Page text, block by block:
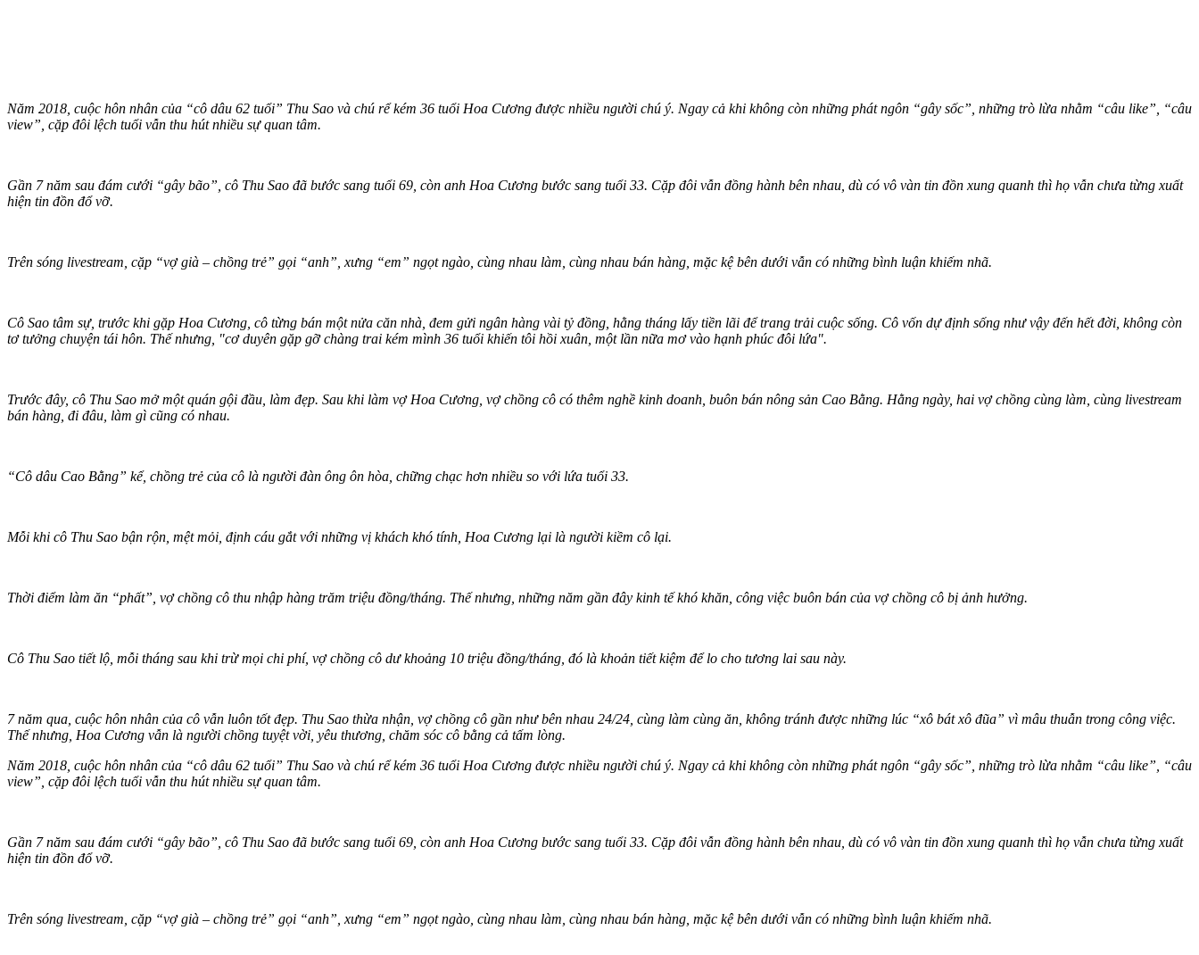
Năm 2018, cuộc hôn nhân của “cô dâu 62 tuổi” Thu Sao và chú rể kém 36 tuổi Hoa Cương được nhiều người chú ý. Ngay cả khi không còn những phát ngôn “gây sốc”, những trò lừa nhằm “câu like”, “câu
view”, cặp đôi lệch tuổi vẫn thu hút nhiều sự quan tâm.
Gần 7 năm sau đám cưới “gây bão”, cô Thu Sao đã bước sang tuổi 69, còn anh Hoa Cương bước sang tuổi 33. Cặp đôi vẫn đồng hành bên nhau, dù có vô vàn tin đồn xung quanh thì họ vẫn chưa từng xuất
hiện tin đồn đổ vỡ.
Trên sóng livestream, cặp “vợ già – chồng trẻ” gọi “anh”, xưng “em” ngọt ngào, cùng nhau làm, cùng nhau bán hàng, mặc kệ bên dưới vẫn có những bình luận khiếm nhã.
Cô Sao tâm sự, trước khi gặp Hoa Cương, cô từng bán một nửa căn nhà, đem gửi ngân hàng vài tỷ đồng, hằng tháng lấy tiền lãi để trang trải cuộc sống. Cô vốn dự định sống như vậy đến hết đời, không còn
tơ tưởng chuyện tái hôn. Thế nhưng, "cơ duyên gặp gỡ chàng trai kém mình 36 tuổi khiến tôi hồi xuân, một lần nữa mơ vào hạnh phúc đôi lứa".
Trước đây, cô Thu Sao mở một quán gội đầu, làm đẹp. Sau khi làm vợ Hoa Cương, vợ chồng cô có thêm nghề kinh doanh, buôn bán nông sản Cao Bằng. Hằng ngày, hai vợ chồng cùng làm, cùng livestream
bán hàng, đi đâu, làm gì cũng có nhau.
“Cô dâu Cao Bằng” kể, chồng trẻ của cô là người đàn ông ôn hòa, chững chạc hơn nhiều so với lứa tuổi 33.
Mỗi khi cô Thu Sao bận rộn, mệt mỏi, định cáu gắt với những vị khách khó tính, Hoa Cương lại là người kiềm cô lại.
Thời điểm làm ăn “phất”, vợ chồng cô thu nhập hàng trăm triệu đồng/tháng. Thế nhưng, những năm gần đây kinh tế khó khăn, công việc buôn bán của vợ chồng cô bị ảnh hưởng.
Cô Thu Sao tiết lộ, mỗi tháng sau khi trừ mọi chi phí, vợ chồng cô dư khoảng 10 triệu đồng/tháng, đó là khoản tiết kiệm để lo cho tương lai sau này.
7 năm qua, cuộc hôn nhân của cô vẫn luôn tốt đẹp. Thu Sao thừa nhận, vợ chồng cô gần như bên nhau 24/24, cùng làm cùng ăn, không tránh được những lúc “xô bát xô đũa” vì mâu thuẫn trong công việc.
Thế nhưng, Hoa Cương vẫn là người chồng tuyệt vời, yêu thương, chăm sóc cô bằng cả tấm lòng.
Năm 2018, cuộc hôn nhân của “cô dâu 62 tuổi” Thu Sao và chú rể kém 36 tuổi Hoa Cương được nhiều người chú ý. Ngay cả khi không còn những phát ngôn “gây sốc”, những trò lừa nhằm “câu like”, “câu
view”, cặp đôi lệch tuổi vẫn thu hút nhiều sự quan tâm.
Gần 7 năm sau đám cưới “gây bão”, cô Thu Sao đã bước sang tuổi 69, còn anh Hoa Cương bước sang tuổi 33. Cặp đôi vẫn đồng hành bên nhau, dù có vô vàn tin đồn xung quanh thì họ vẫn chưa từng xuất
hiện tin đồn đổ vỡ.
Trên sóng livestream, cặp “vợ già – chồng trẻ” gọi “anh”, xưng “em” ngọt ngào, cùng nhau làm, cùng nhau bán hàng, mặc kệ bên dưới vẫn có những bình luận khiếm nhã.